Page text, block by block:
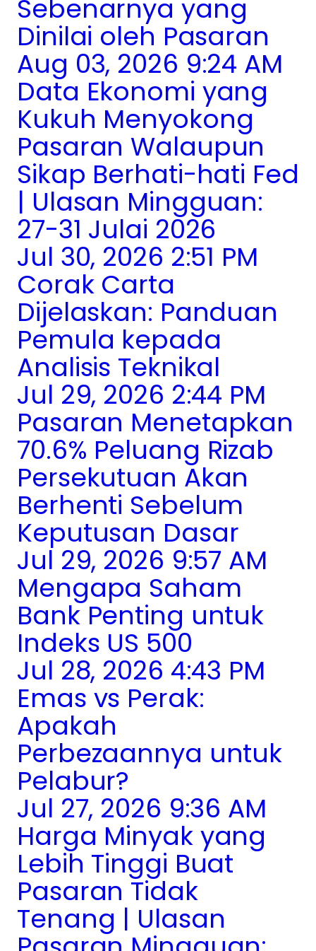
Sebenarnya yang
Dinilai oleh Pasaran
Aug 03, 2026 9:24 AM
Data Ekonomi yang
Kukuh Menyokong
Pasaran Walaupun
Sikap Berhati-hati Fed
| Ulasan Mingguan:
27-31 Julai 2026
Jul 30, 2026 2:51 PM
Corak Carta
Dijelaskan: Panduan
Pemula kepada
Analisis Teknikal
Jul 29, 2026 2:44 PM
Pasaran Menetapkan
70.6% Peluang Rizab
Persekutuan Akan
Berhenti Sebelum
Keputusan Dasar
Jul 29, 2026 9:57 AM
Mengapa Saham
Bank Penting untuk
Indeks US 500
Jul 28, 2026 4:43 PM
Emas vs Perak:
Apakah
Perbezaannya untuk
Pelabur?
Jul 27, 2026 9:36 AM
Harga Minyak yang
Lebih Tinggi Buat
Pasaran Tidak
Tenang | Ulasan